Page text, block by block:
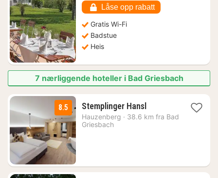
kr.
Låse opp rabatt
Gratis Wi-Fi
Badstue
Heis
7 nærliggende hoteller i Bad Griesbach
8.5 Stemplinger Hansl1
natt
Hauzenberg · 38.6 km fra Bad
Griesbach